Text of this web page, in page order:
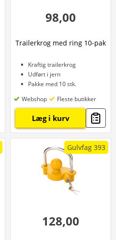
98,00
Trailerkrog med ring 10-pak
Kraftig trailerkrog
Udført i jern
Pakke med 10 stk.
Webshop
Fleste butikker
Læg i kurv
Gulvfag 393
128,00